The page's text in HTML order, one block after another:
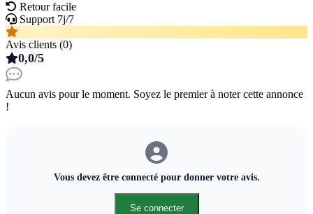
Retour facile
Support 7j/7
Avis clients (0)
0,0/5
Aucun avis pour le moment. Soyez le premier à noter cette annonce
!
Vous devez être connecté pour donner votre avis.
Se connecter